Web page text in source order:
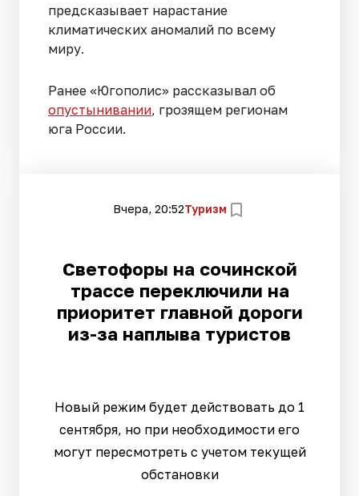
предсказывает нарастание
климатических аномалий по всему
миру.
Ранее «Югополис» рассказывал об
опустынивании, грозящем регионам
юга России.
Вчера, 20:52Туризм
Светофоры на сочинской
трассе переключили на
приоритет главной дороги
из-за наплыва туристов
Новый режим будет действовать до 1
сентября, но при необходимости его
могут пересмотреть с учетом текущей
обстановки